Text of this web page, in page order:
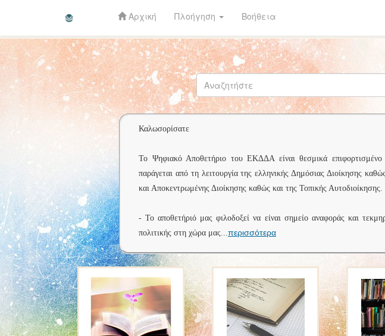
Skip
navigation
Αρχική Πλοήγηση Βοήθεια
Καλωσορίσατε
Το Ψηφιακό Αποθετήριο του ΕΚΔΔΑ είναι θεσμικά
παράγεται από τη λειτουργία της ελληνικής Δημόσιας Διοίκησης
και Αποκεντρωμένης Διοίκησης καθώς και της Τοπικής Αυτοδιοίκησης.
- Το αποθετήριό μας φιλοδοξεί να είναι σημείο αναφοράς και
πολιτικής στη χώρα μας...περισσότερα